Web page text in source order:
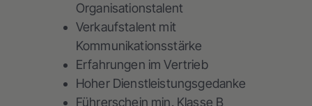
Organisationstalent
Verkaufstalent mit
Kommunikationsstärke
Erfahrungen im Vertrieb
Hoher Dienstleistungsgedanke
Führerschein min. Klasse B